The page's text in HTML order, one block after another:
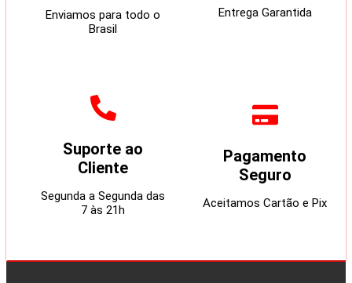
Enviamos para todo o
Brasil
Entrega Garantida
Suporte ao
Cliente
Segunda a Segunda das
7 às 21h
Pagamento
Seguro
Aceitamos Cartão e Pix